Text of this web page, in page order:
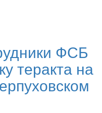
ФСБ
теракта на